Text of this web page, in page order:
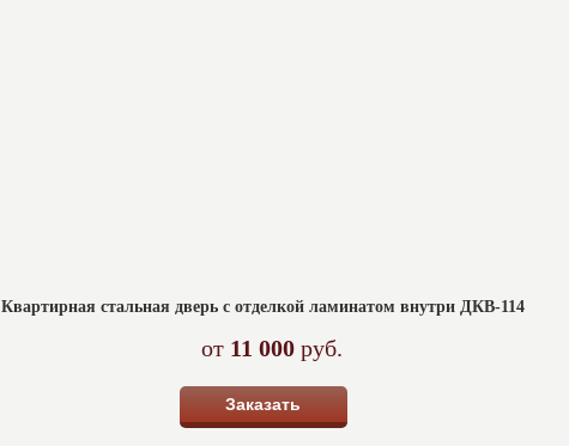
Квартирная стальная дверь с отделкой ламинатом внутри ДКВ-114
от 11 000руб.
Заказать